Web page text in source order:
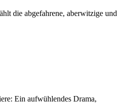
die abgefahrene, aberwitzige und
Ein aufwühlendes Drama,